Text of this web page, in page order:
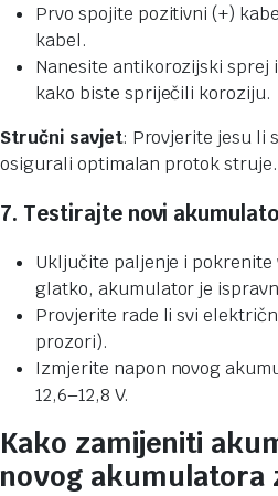
Prvo spojite pozitivni (+)
kabel.
Nanesite antikorozijski
kako biste spriječili koroziju.
Stručni savjet: Provjerite jesu li
osigurali optimalan protok struje.
7. Testirajte novi
Uključite paljenje i
glatko, akumulator je
Provjerite rade li svi
prozori).
Izmjerite napon novog
12,6–12,8 V.
Kako zamijeniti
novog akumulatora